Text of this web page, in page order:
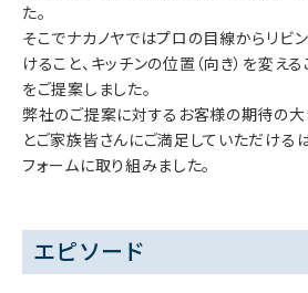
た。
そこでナカノヤではプロの目線からリビ
けること、キッチンの位置（向き）を変え
をご提案しました。
弊社のご提案に対するお客様の期待の大
とご家族皆さんにご満足していただける
フォームに取り組みました。
エピソード